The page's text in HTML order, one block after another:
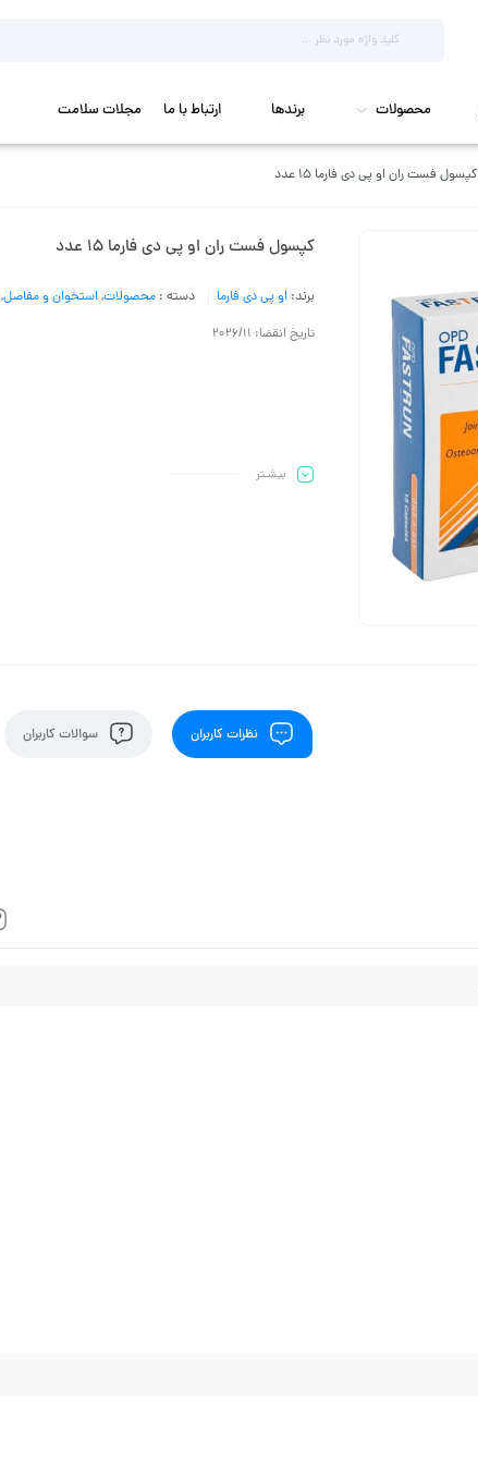
محصولات برندها ارتباط با ما مجلات سلامت
کپسول فست ران او پی دی فارما 15 عدد
کپسول فست ران او پی دی فارما 15 عدد
برند: او پی دی فارما دسته : محصولات,استخوان و مفاصل,
تاریخ انقضا: 2026/11
بیشـتر
نظرات کاربران سوالات کاربران